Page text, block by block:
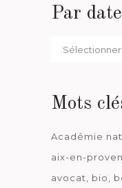
Par date
Par
Mots
Académie
aix-en-
avocat
bio